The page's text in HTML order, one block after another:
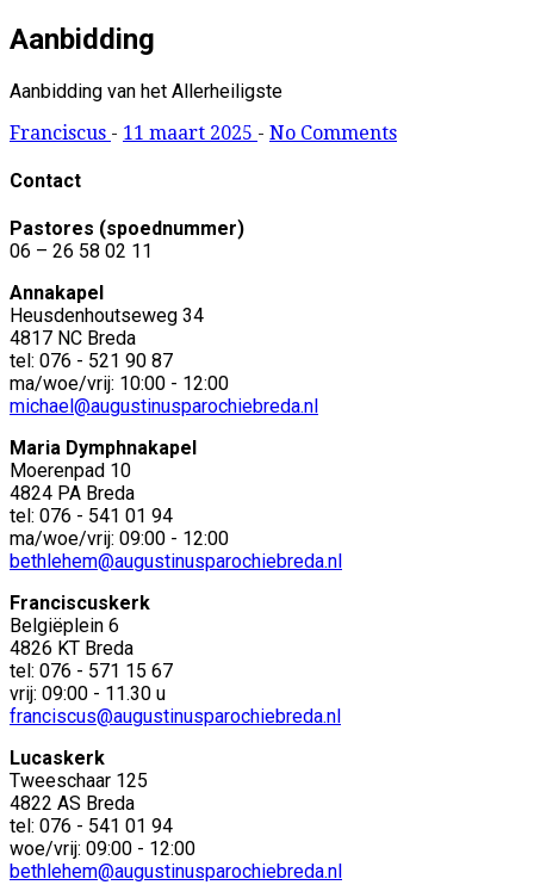
Aanbidding
Aanbidding van het Allerheiligste
Franciscus - 11 maart 2025 - No Comments
Contact
Pastores (spoednummer)
06 – 26 58 02 11
Annakapel
Heusdenhoutseweg 34
4817 NC Breda
tel: 076 - 521 90 87
ma/woe/vrij: 10:00 - 12:00
michael@augustinusparochiebreda.nl
Maria Dymphnakapel
Moerenpad 10
4824 PA Breda
tel: 076 - 541 01 94
ma/woe/vrij: 09:00 - 12:00
bethlehem@augustinusparochiebreda.nl
Franciscuskerk
Belgiëplein 6
4826 KT Breda
tel: 076 - 571 15 67
vrij: 09:00 - 11.30 u
franciscus@augustinusparochiebreda.nl
Lucaskerk
Tweeschaar 125
4822 AS Breda
tel: 076 - 541 01 94
woe/vrij: 09:00 - 12:00
bethlehem@augustinusparochiebreda.nl